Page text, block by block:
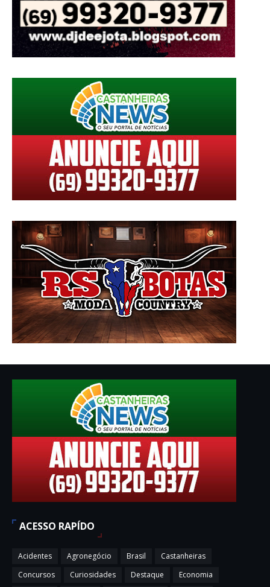
ACESSO RAPÍDO
Acidentes Agronegócio Brasil
Castanheiras
Concursos
Curiosidades Destaque
Economia